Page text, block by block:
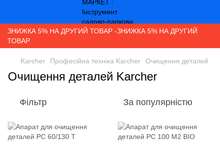
ЗНИЖКА 5% НА ДРУГИЙ ТОВАР -ЗНИЖКА 5% НА ДРУГИЙ
ТОВАР
Karcher Професійна техніка Karcher Очищення деталей
Очищення деталей Karcher
Фільтр За популярністю